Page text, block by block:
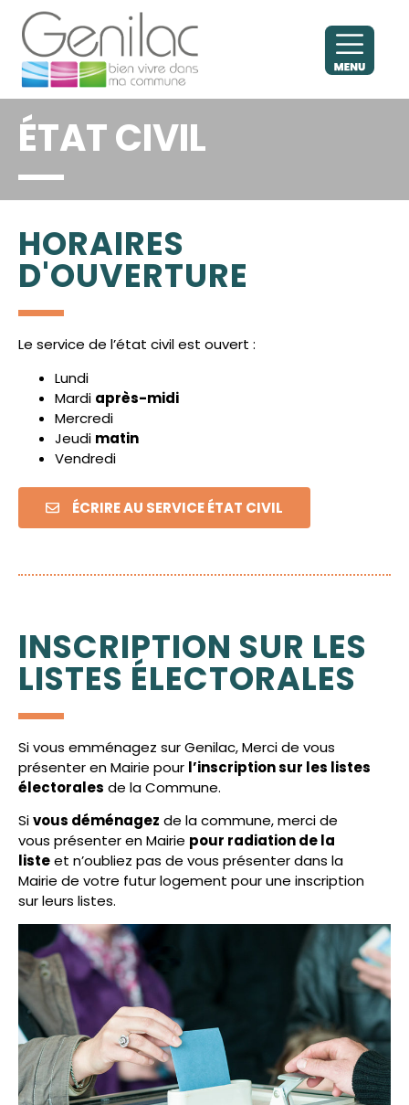
ÉTAT CIVIL
HORAIRES
D'OUVERTURE
Le service de l’état civil est ouvert :
Lundi
Mardi après-midi
Mercredi
Jeudi matin
Vendredi
ÉCRIRE AU SERVICE ÉTAT CIVIL
INSCRIPTION SUR LES
LISTES ÉLECTORALES
Si vous emménagez sur Genilac, Merci de vous
présenter en Mairie pour l’inscription sur les listes
électorales de la Commune.
Sivous déménagez de la commune, merci de
vous présenter en Mairie pour radiation de la
listeet n’oubliez pas de vous présenter dans la
Mairie de votre futur logement pour une inscription
sur leurs listes.